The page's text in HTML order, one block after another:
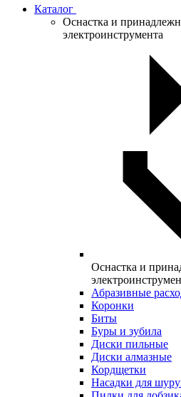
Каталог
Оснастка и
электроинструмента
Оснастка и
Абразивные
Коронки
Биты
Буры и зубила
Диски пильные
Диски алмазные
Кордщетки
Насадки для